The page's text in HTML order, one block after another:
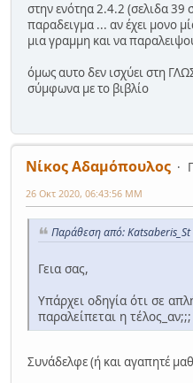
στην ενότηα 2.4.2 (σελιδα 39
παραδειγμα ... αν έχει μονο
μια γραμμη και να
όμως αυτο δεν ισχύει στη
σύμφωνα με το βιβλίο
Νίκος Αδαμόπουλος
26 Οκτ 2020, 06:43:56 ΜΜ
Παράθεση από:
Γεια σας,
Υπάρχει οδηγία ότι σε
παραλείπεται η τέλος_αν;;;
Συνάδελφε (ή και αγαπητέ